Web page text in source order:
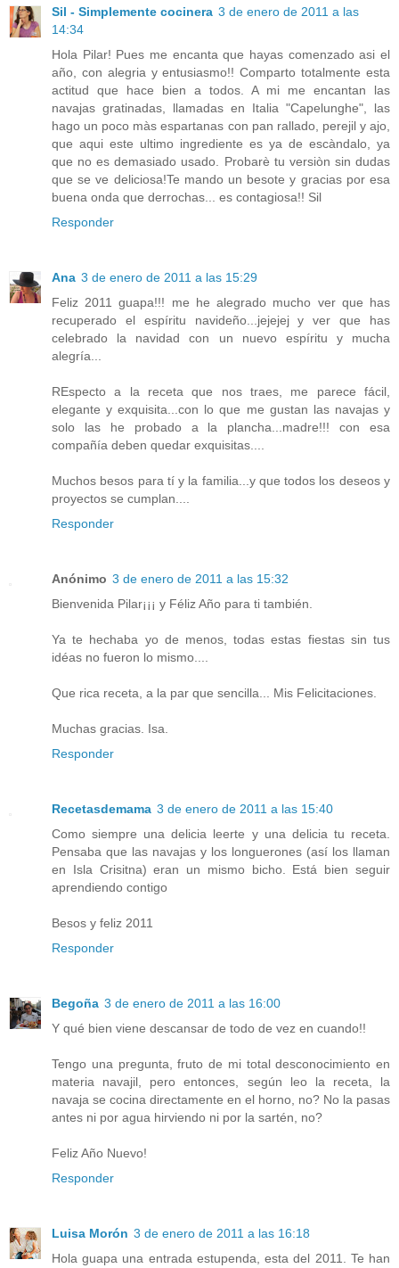
Sil - Simplemente cocinera 3 de enero de 2011 a las
14:34
Hola Pilar! Pues me encanta que hayas comenzado asi el
año, con alegria y entusiasmo!! Comparto totalmente esta
actitud que hace bien a todos. A mi me encantan las
navajas gratinadas, llamadas en Italia "Capelunghe", las
hago un poco màs espartanas con pan rallado, perejil y ajo,
que aqui este ultimo ingrediente es ya de escàndalo, ya
que no es demasiado usado. Probarè tu versiòn sin dudas
que se ve deliciosa!Te mando un besote y gracias por esa
buena onda que derrochas... es contagiosa!! Sil
Responder
Ana 3 de enero de 2011 a las 15:29
Feliz 2011 guapa!!! me he alegrado mucho ver que has
recuperado el espíritu navideño...jejejej y ver que has
celebrado la navidad con un nuevo espíritu y mucha
alegría...
REspecto a la receta que nos traes, me parece fácil,
elegante y exquisita...con lo que me gustan las navajas y
solo las he probado a la plancha...madre!!! con esa
compañía deben quedar exquisitas....
Muchos besos para tí y la familia...y que todos los deseos y
proyectos se cumplan....
Responder
Anónimo 3 de enero de 2011 a las 15:32
Bienvenida Pilar¡¡¡ y Féliz Año para ti también.
Ya te hechaba yo de menos, todas estas fiestas sin tus
idéas no fueron lo mismo....
Que rica receta, a la par que sencilla... Mis Felicitaciones.
Muchas gracias. Isa.
Responder
Recetasdemama 3 de enero de 2011 a las 15:40
Como siempre una delicia leerte y una delicia tu receta.
Pensaba que las navajas y los longuerones (así los llaman
en Isla Crisitna) eran un mismo bicho. Está bien seguir
aprendiendo contigo
Besos y feliz 2011
Responder
Begoña 3 de enero de 2011 a las 16:00
Y qué bien viene descansar de todo de vez en cuando!!
Tengo una pregunta, fruto de mi total desconocimiento en
materia navajil, pero entonces, según leo la receta, la
navaja se cocina directamente en el horno, no? No la pasas
antes ni por agua hirviendo ni por la sartén, no?
Feliz Año Nuevo!
Responder
Luisa Morón 3 de enero de 2011 a las 16:18
Hola guapa una entrada estupenda, esta del 2011. Te han